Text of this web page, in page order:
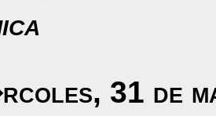
31 de